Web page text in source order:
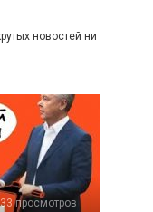
новостей ни
просмотров